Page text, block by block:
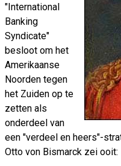
"International
Banking
Syndicate"
besloot om het
Amerikaanse
Noorden tegen
het Zuiden op te
zetten als
onderdeel van
een "verdeel en heers"-
Otto von Bismarck zei ooit: